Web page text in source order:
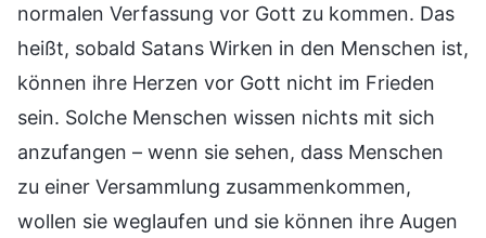
normalen Verfassung vor Gott zu kommen. Das
heißt, sobald Satans Wirken in den Menschen ist,
können ihre Herzen vor Gott nicht im Frieden
sein. Solche Menschen wissen nichts mit sich
anzufangen – wenn sie sehen, dass Menschen
zu einer Versammlung zusammenkommen,
wollen sie weglaufen und sie können ihre Augen